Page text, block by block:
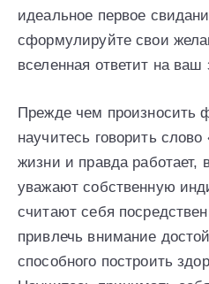
идеальное первое
сформулируйте свои
вселенная ответит на ваш
Прежде чем произносить
научитесь говорить
жизни и правда работает,
уважают собственную
считают себя
привлечь внимание
способного построить